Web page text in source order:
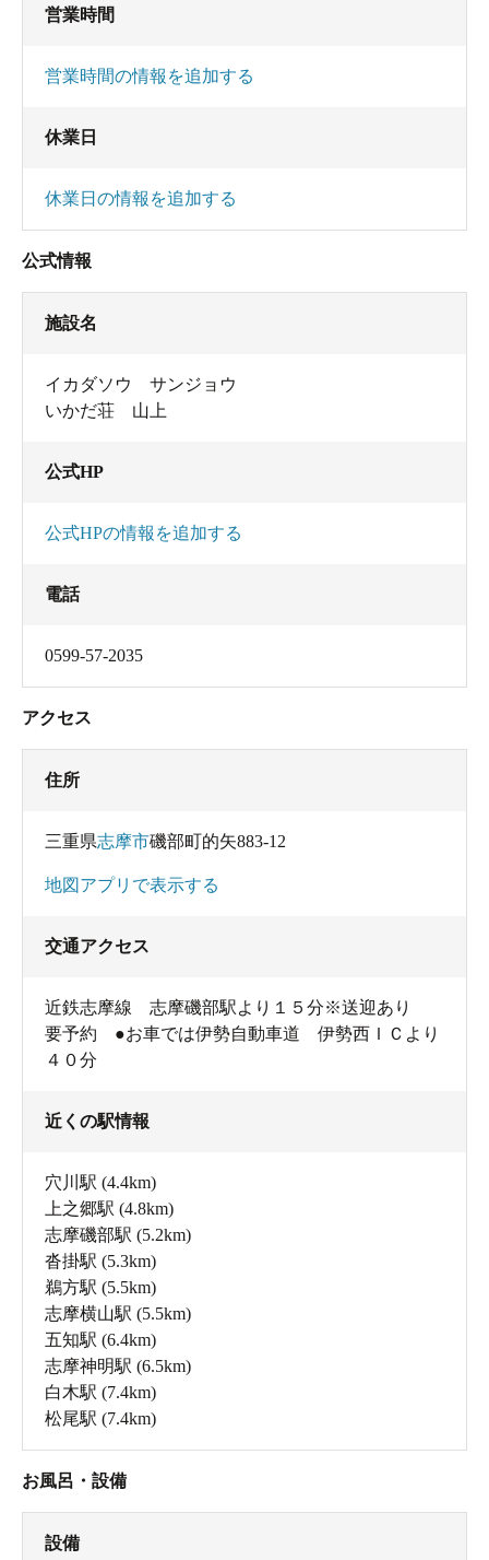
営業時間
営業時間の情報を追加する
休業日
休業日の情報を追加する
公式情報
施設名
イカダソウ サンジョウ
いかだ荘 山上
公式HP
公式HPの情報を追加する
電話
0599-57-2035
アクセス
住所
三重県志摩市磯部町的矢883-12
地図アプリで表示する
交通アクセス
近鉄志摩線 志摩磯部駅より１５分※送迎あり
要予約 ●お車では伊勢自動車道 伊勢西ＩＣより
４０分
近くの駅情報
穴川駅 (4.4km)
上之郷駅 (4.8km)
志摩磯部駅 (5.2km)
沓掛駅 (5.3km)
鵜方駅 (5.5km)
志摩横山駅 (5.5km)
五知駅 (6.4km)
志摩神明駅 (6.5km)
白木駅 (7.4km)
松尾駅 (7.4km)
お風呂・設備
設備